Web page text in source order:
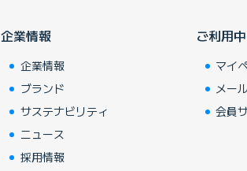
企業情報
企業情報
ブランド
サステナビリティ
ニュース
採用情報
ご利用
マイ
メー
会員